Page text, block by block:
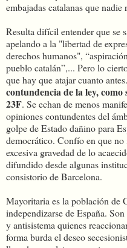
embajadas catalanas que nadie
Resulta difícil entender que se
apelando a la "libertad de
derechos humanos",
pueblo catalán”,... Pero lo
que hay que atajar cuanto
contundencia de la ley, como
23F. Se echan de menos
opiniones contundentes del
golpe de Estado dañino para
democrático. Confío en que no
excesiva gravedad de lo
difundido desde algunas
consistorio de Barcelona.
Mayoritaria es la población de
independizarse de España.
y antisistema quienes
forma burda el deseo